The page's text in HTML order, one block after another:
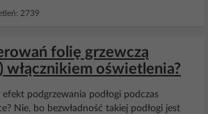
2739
folię grzewczą
włącznikiem oświetlenia?
podgrzewania podłogi podczas
Nie, bo bezwładność takiej podłogi jest